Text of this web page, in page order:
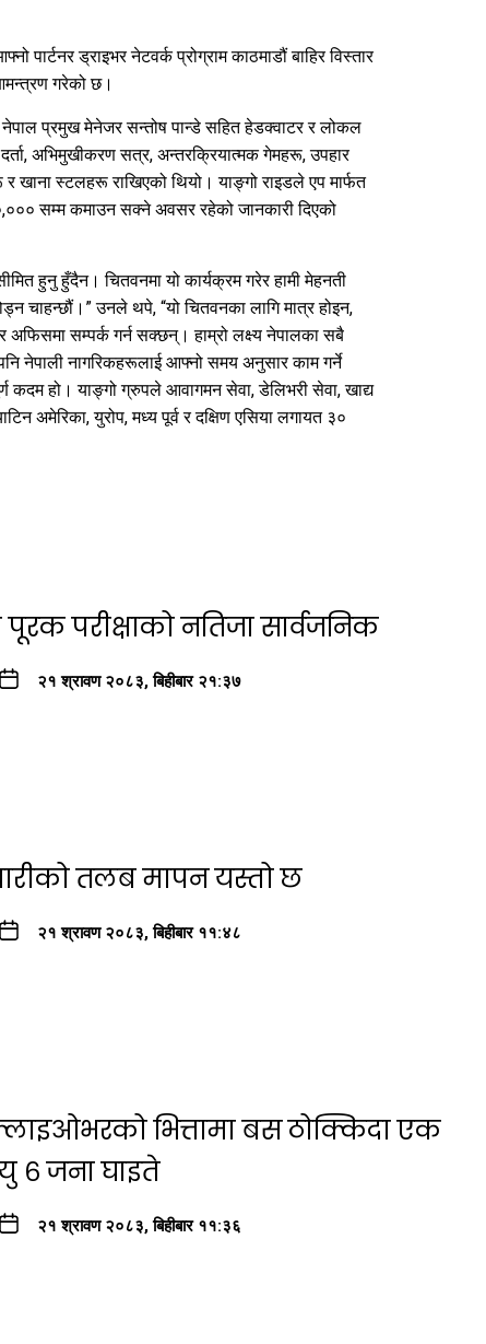
ड्राइभर नेटवर्क प्रोग्राम काठमाडौं बाहिर विस्तार
गरेको छ।
नेपाल प्रमुख मेनेजर सन्तोष पान्डे सहित हेडक्वाटर र लोकल
अभिमुखीकरण सत्र, अन्तरक्रियात्मक गेमहरू, उपहार
खाना स्टलहरू राखिएको थियो। याङ्गो राइडले एप मार्फत
सम्म कमाउन सक्ने अवसर रहेको जानकारी दिएको
हुनु हुँदैन। चितवनमा यो कार्यक्रम गरेर हामी मेहनती
चाहन्छौं।” उनले थपे, “यो चितवनका लागि मात्र होइन,
सम्पर्क गर्न सक्छन्। हाम्रो लक्ष्य नेपालका सबै
नेपाली नागरिकहरूलाई आफ्नो समय अनुसार काम गर्ने
कदम हो। याङ्गो ग्रुपले आवागमन सेवा, डेलिभरी सेवा, खाद्य
अमेरिका, युरोप, मध्य पूर्व र दक्षिण एसिया लगायत ३०
पूरक परीक्षाको नतिजा सार्वजनिक
२१ श्रावण २०८३, बिहीबार २१:३७
तलब मापन यस्तो छ
२१ श्रावण २०८३, बिहीबार ११:४८
भित्तामा बस ठोक्किदा एक
६ जना घाइते
२१ श्रावण २०८३, बिहीबार ११:३६